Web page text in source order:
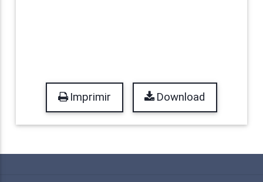
Imprimir Download